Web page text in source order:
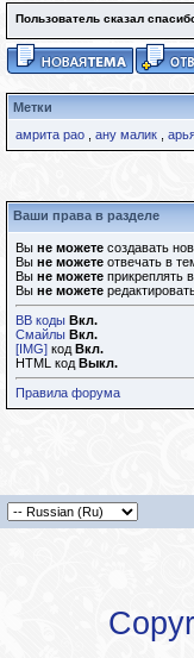
Пользователь сказал
Метки
амрита рао
ану малик
Ваши права в разделе
Вы не можете создавать
Вы не можете отвечать в
Вы не можете прикреплять
Вы не можете
BB коды Вкл.
Смайлы Вкл.
[IMG] код Вкл.
HTML код Выкл.
Правила форума